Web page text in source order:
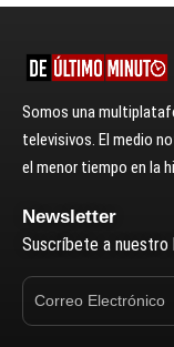
Somos una
televisivos. El medio
el menor tiempo en la
Newsletter
Suscríbete a